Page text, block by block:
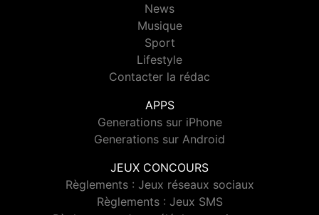
News
Musique
Sport
Lifestyle
Contacter la rédac
APPS
Generations sur iPhone
Generations sur Android
JEUX CONCOURS
Règlements : Jeux réseaux sociaux
Règlements : Jeux SMS